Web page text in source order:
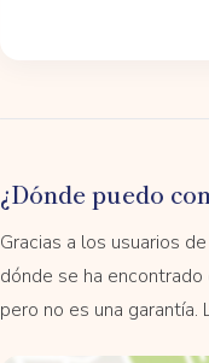
¿Dónde puedo
Gracias a los usuarios
dónde se ha
pero no es una